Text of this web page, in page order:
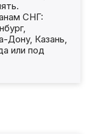
СНГ:
Дону, Казань,
или под